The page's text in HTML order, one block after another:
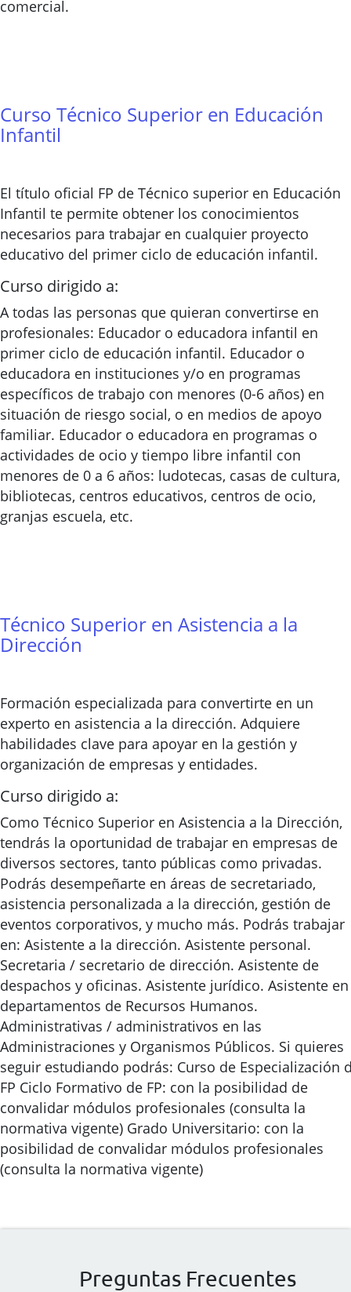
comercial.
Curso Técnico Superior en Educación
Infantil
El título oficial FP de Técnico superior en Educación
Infantil te permite obtener los conocimientos
necesarios para trabajar en cualquier proyecto
educativo del primer ciclo de educación infantil.
Curso dirigido a:
A todas las personas que quieran convertirse en
profesionales: Educador o educadora infantil en
primer ciclo de educación infantil. Educador o
educadora en instituciones y/o en programas
específicos de trabajo con menores (0-6 años) en
situación de riesgo social, o en medios de apoyo
familiar. Educador o educadora en programas o
actividades de ocio y tiempo libre infantil con
menores de 0 a 6 años: ludotecas, casas de cultura,
bibliotecas, centros educativos, centros de ocio,
granjas escuela, etc.
Técnico Superior en Asistencia a la
Dirección
Formación especializada para convertirte en un
experto en asistencia a la dirección. Adquiere
habilidades clave para apoyar en la gestión y
organización de empresas y entidades.
Curso dirigido a:
Como Técnico Superior en Asistencia a la Dirección,
tendrás la oportunidad de trabajar en empresas de
diversos sectores, tanto públicas como privadas.
Podrás desempeñarte en áreas de secretariado,
asistencia personalizada a la dirección, gestión de
eventos corporativos, y mucho más. Podrás trabajar
en: Asistente a la dirección. Asistente personal.
Secretaria / secretario de dirección. Asistente de
despachos y oficinas. Asistente jurídico. Asistente en
departamentos de Recursos Humanos.
Administrativas / administrativos en las
Administraciones y Organismos Públicos. Si quieres
seguir estudiando podrás: Curso de Especialización
FP Ciclo Formativo de FP: con la posibilidad de
convalidar módulos profesionales (consulta la
normativa vigente) Grado Universitario: con la
posibilidad de convalidar módulos profesionales
(consulta la normativa vigente)
Preguntas Frecuentes